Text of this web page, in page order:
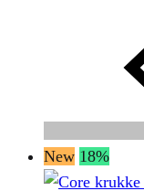
New 18%